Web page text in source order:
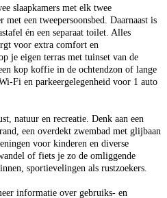
slaapkamers met elk twee
met een tweepersoonsbed. Daarnaast is
én een separaat toilet. Alles
voor extra comfort en
je eigen terras met tuinset van de
kop koffie in de ochtendzon of lange
Fi en parkeergelegenheid voor 1 auto
natuur en recreatie. Denk aan een
een overdekt zwembad met glijbaan
voor kinderen en diverse
of fiets je zo de omliggende
sportievelingen als rustzoekers.
informatie over gebruiks- en